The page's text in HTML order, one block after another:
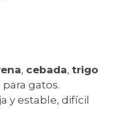
, cebada, trigo
gatos.
y estable, difícil